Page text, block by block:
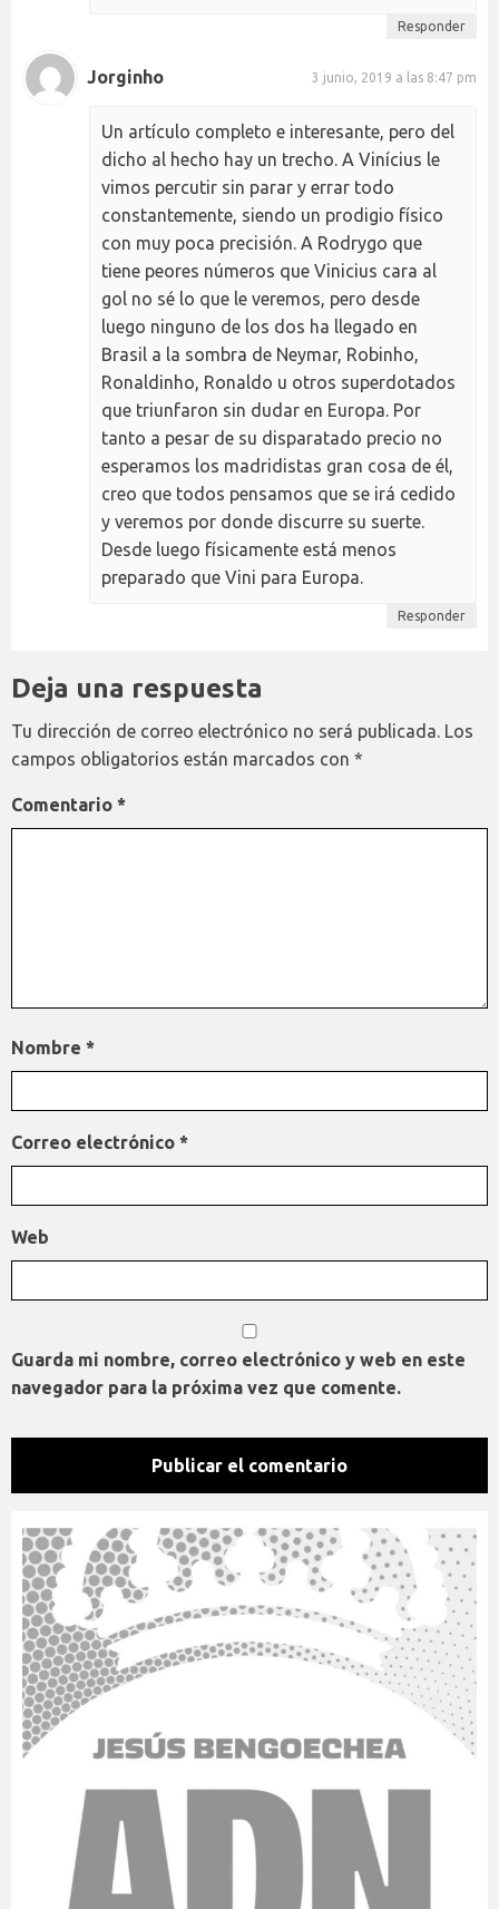
Responder
Jorginho 3 junio, 2019 a las 8:47 pm
Un artículo completo e interesante, pero del
dicho al hecho hay un trecho. A Vinícius le
vimos percutir sin parar y errar todo
constantemente, siendo un prodigio físico
con muy poca precisión. A Rodrygo que
tiene peores números que Vinicius cara al
gol no sé lo que le veremos, pero desde
luego ninguno de los dos ha llegado en
Brasil a la sombra de Neymar, Robinho,
Ronaldinho, Ronaldo u otros superdotados
que triunfaron sin dudar en Europa. Por
tanto a pesar de su disparatado precio no
esperamos los madridistas gran cosa de él,
creo que todos pensamos que se irá cedido
y veremos por donde discurre su suerte.
Desde luego físicamente está menos
preparado que Vini para Europa.
Responder
Deja una respuesta
Tu dirección de correo electrónico no será publicada. Los
campos obligatorios están marcados con *
Comentario *
Nombre *
Correo electrónico *
Web
Guarda mi nombre, correo electrónico y web en este
navegador para la próxima vez que comente.